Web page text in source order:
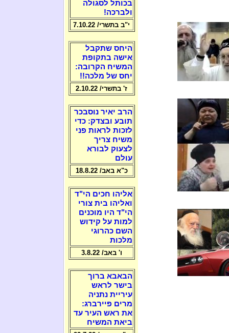
בכותל לסגולה
ולברכה!
י"ב בתשרי/ 7.10.22
היחס שתקבל
אישה בתקופת
המשיח הקרובה:
יחס של מלכה!!
ז' בתשרי/ 2.10.22
הרב יאיר נוסבכר
תובע ובצדק: כדי
לזכות לראות פני
משיח צריך
לצעוק לבורא
עולם
כ"א באב/ 18.8.22
אליהו חכים הי"ד
ואליהו בית צורי
הי"ד היו מוכנים
למות על קידוש
השם כהרוגי
מלכות
ו' באב/ 3.8.22
הבאבא ברוך
בישר לראש
עיריית נתניה
מרים פיירברג:
את ראש העיר עד
ביאת המשיח